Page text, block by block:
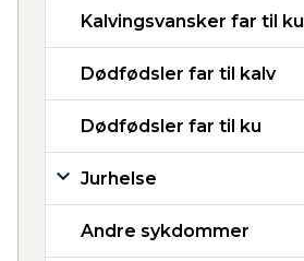
Kalvingsvansker far til ku
Dødfødsler far til kalv
Dødfødsler far til ku
Jurhelse
Andre sykdommer